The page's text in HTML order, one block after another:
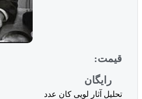
قیمت:
رایگان
تحلیل آثار لویی کان عدد